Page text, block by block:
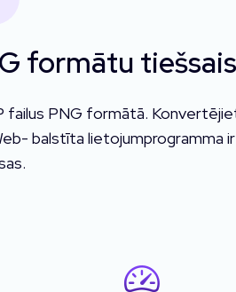
formātu
failus PNG formātā.
balstīta lietojumprogramma